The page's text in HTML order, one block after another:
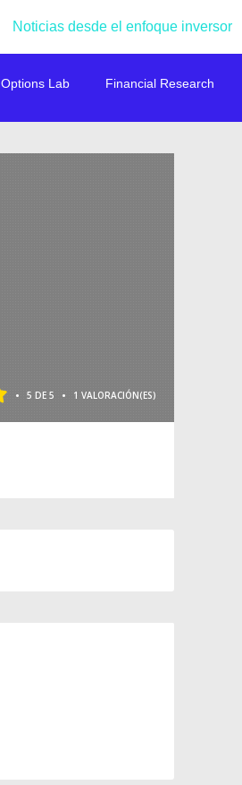
Noticias desde el enfoque inversor
Options Lab Financial Research
• 5 DE 5 • 1 VALORACIÓN(ES)